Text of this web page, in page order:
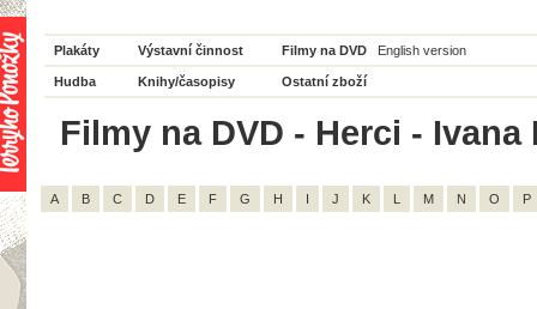
Plakáty Výstavní činnost Filmy na DVD English version
Hudba Knihy/časopisy Ostatní zboží
Filmy na DVD - Herci -
A B C D E F G H I J K L M N O P